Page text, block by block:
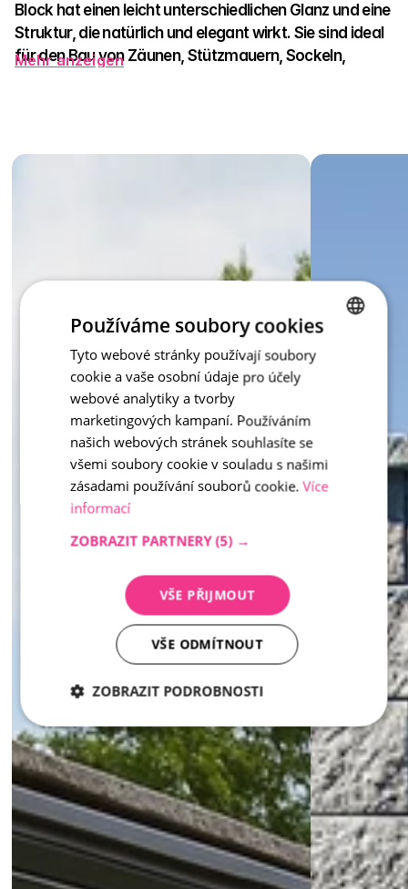
Block hat einen leicht unterschiedlichen Glanz und eine
Struktur, die natürlich und elegant wirkt. Sie sind ideal
für den Bau von Zäunen, Stützmauern, Sockeln,
auch traditionelle Architektur perfekt ergänzt. Zur Auswahl
das Haus gestalten möchten – geschnittene Blöcke bieten
Ihnen eine zuverlässige und schöne Lösung.
Mehr anzeigen
Inspiration - Gesplittet
CZECH
Používáme soubory cookies
Tyto webové stránky používají soubory
cookie a vaše osobní údaje pro účely
webové analytiky a tvorby
marketingových kampaní. Používáním
našich webových stránek souhlasíte se
všemi soubory cookie v souladu s našimi
zásadami používání souborů cookie. Více
informací
ZOBRAZIT PARTNERY (5) →
VŠE PŘIJMOUT
VŠE ODMÍTNOUT
ZOBRAZIT PODROBNOSTI
Nezbytně
nutné
soubory
Analytika Marketing
Nezbytně nutné soubory
Analytika